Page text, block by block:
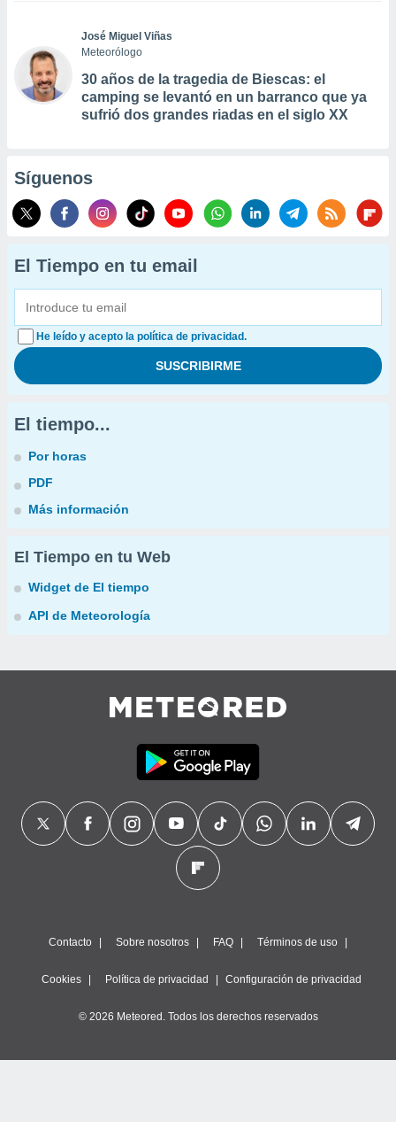
José Miguel Viñas
Meteorólogo
30 años de la tragedia de Biescas: el
camping se levantó en un barranco que ya
sufrió dos grandes riadas en el siglo XX
Síguenos
El Tiempo en tu email
He leído y acepto la política de privacidad.
El tiempo...
Por horas
PDF
Más información
El Tiempo en tu Web
Widget de El tiempo
API de Meteorología
Contacto Sobre nosotros FAQ Términos de uso
Cookies Política de privacidad Configuración de privacidad
© 2026 Meteored. Todos los derechos reservados